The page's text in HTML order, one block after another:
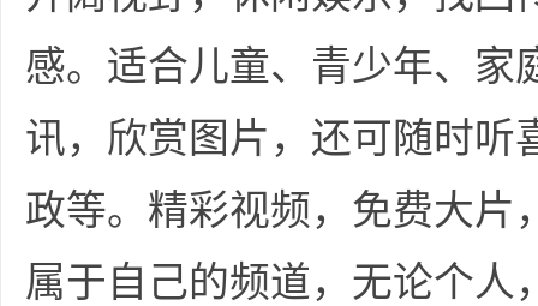
感。适合儿童、青少年、家
讯，欣赏图片，还可随时听
政等。精彩视频，免费大片
属于自己的频道，无论个人